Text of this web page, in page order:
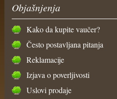
Objašnjenja
Kako da kupite vaučer?
Često postavljana pitanja
Reklamacije
Izjava o poverljivosti
Uslovi prodaje